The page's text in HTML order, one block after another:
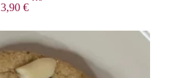
3,90 €